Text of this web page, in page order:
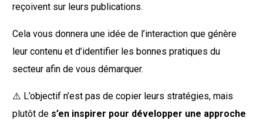
reçoivent sur leurs publications.
Cela vous donnera une idée de l’interaction que génère
leur contenu et d’identifier les bonnes pratiques du
secteur afin de vous démarquer.
⚠️ L’objectif n’est pas de copier leurs stratégies, mais
plutôt de s’en inspirer pour développer une approche